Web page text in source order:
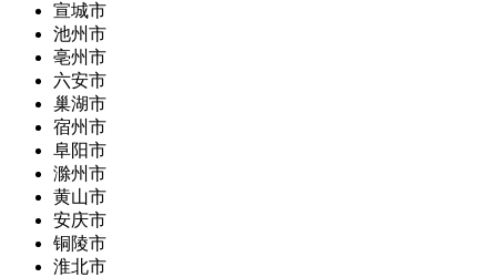
宣城市
池州市
亳州市
六安市
巢湖市
宿州市
阜阳市
滁州市
黄山市
安庆市
铜陵市
淮北市